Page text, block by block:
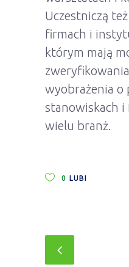
Uczestniczą
firmach i
którym mają
wyobrażenia o
stanowiskach
wielu branż.
0 LUBI